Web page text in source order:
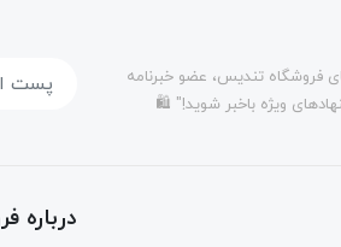
فروشگاه تندیس، عضو خبرنامه
ویژه باخبر شوید!" 🛍️
درباره